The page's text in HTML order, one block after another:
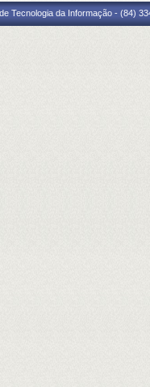
Tecnologia da Informação - (84)